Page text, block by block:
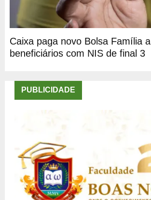
Caixa paga novo Bolsa Família a
beneficiários com NIS de final 3
PUBLICIDADE